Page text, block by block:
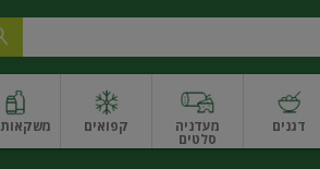
דגנים מעדניה
סלטים
ונקניקים
קפואים משקאות
פירות יבשים בתפזורתפיצוחים, אגוזים